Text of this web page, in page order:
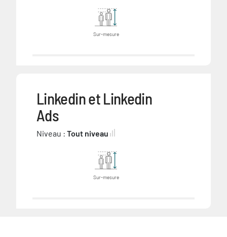
Sur-mesure
Linkedin et Linkedin
Ads
Niveau : Tout niveau
Sur-mesure